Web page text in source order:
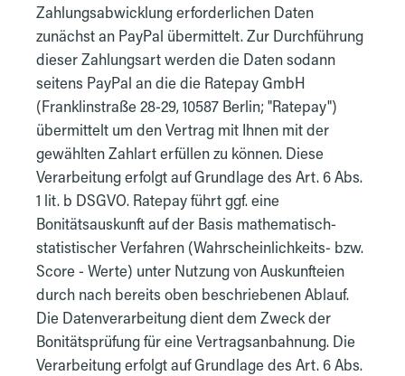
Zahlungsabwicklung erforderlichen Daten
zunächst an PayPal übermittelt. Zur Durchführung
dieser Zahlungsart werden die Daten sodann
seitens PayPal an die die Ratepay GmbH
(Franklinstraße 28-29, 10587 Berlin; "Ratepay")
übermittelt um den Vertrag mit Ihnen mit der
gewählten Zahlart erfüllen zu können. Diese
Verarbeitung erfolgt auf Grundlage des Art. 6 Abs.
1 lit. b DSGVO. Ratepay führt ggf. eine
Bonitätsauskunft auf der Basis mathematisch-
statistischer Verfahren (Wahrscheinlichkeits- bzw.
Score - Werte) unter Nutzung von Auskunfteien
durch nach bereits oben beschriebenen Ablauf.
Die Datenverarbeitung dient dem Zweck der
Bonitätsprüfung für eine Vertragsanbahnung. Die
Verarbeitung erfolgt auf Grundlage des Art. 6 Abs.